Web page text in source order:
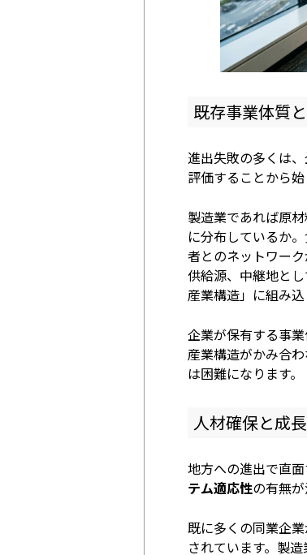
既存事業体質
進出失敗の多くは
評価することから始
製造業であれば原
に分布しているか
者とのネットワー
供給源、中継地と
産業構造」に組み込
企業が保有する事
産業構造がかみ合
は困難になります。
人材確保と成
地方への進出で直
テム適応性の有無が
既に多くの同業企
されています。製